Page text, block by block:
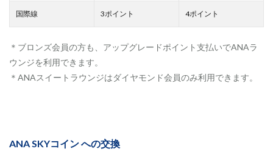
国際線 3ポイント 4ポイント
＊ブロンズ会員の方も、アップグレードポイント支払いでANAラ
ウンジを利用できます。
＊ANAスイートラウンジはダイヤモンド会員のみ利用できます。
ANA SKYコイン への交換